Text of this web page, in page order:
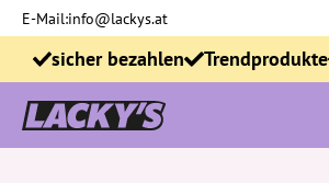
Zum
Inhalt
springen
E-Mail:info@lackys.at
sicher bezahlen Trendprodukte